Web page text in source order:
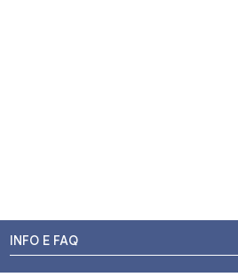
INFO E FAQ